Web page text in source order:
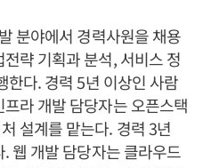
분야에서 경력사원을 채용
략 기획과 분석, 서비스 정
한다. 경력 5년 이상인 사람
라 개발 담당자는 오픈스택
설계를 맡는다. 경력 3년
웹 개발 담당자는 클라우드